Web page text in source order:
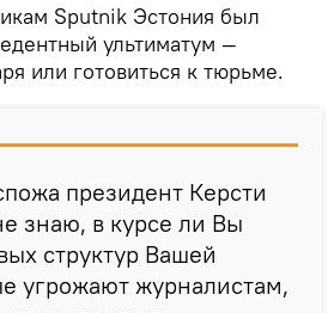
Sputnik Эстония был
ультиматум —
или готовиться к тюрьме.
президент Керсти
знаю, в курсе ли Вы
структур Вашей
угрожают журналистам,